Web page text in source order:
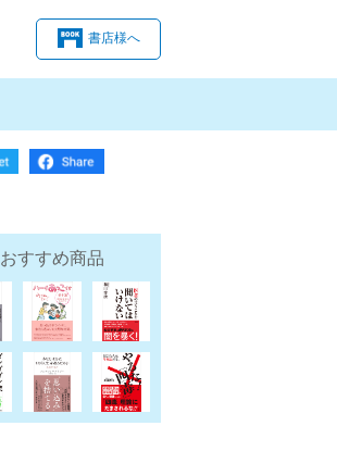
書店様へ
おすすめ商品